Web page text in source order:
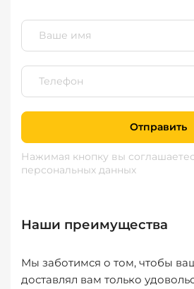
Отправить
Нажимая кнопку вы
персональных данных
Наши преимущества
Мы заботимся о том, чтобы
доставлял вам только